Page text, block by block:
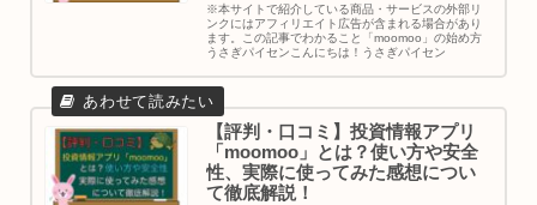
※本サイトで紹介している商品・サービスの外部リ
ンクにはアフィリエイト広告が含まれる場合があり
ます。この記事でわかること「moomoo」の始め方
うさぎパイセンこんにちは！うさぎパイセン
【評判・口コミ】投資情報アプリ
「moomoo」とは？使い方や安全
性、実際に使ってみた感想につい
て徹底解説！